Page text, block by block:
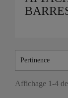
Pertinence
Affichage 1-4